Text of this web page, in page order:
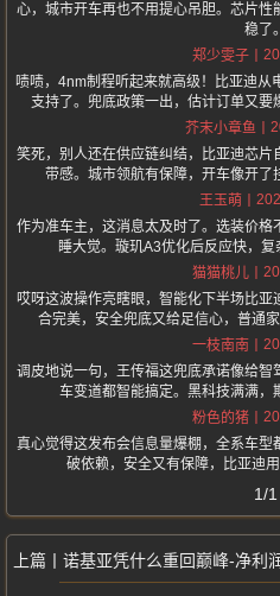
心，城市开车再也不用提心吊胆。芯片
稳了。
郑少雯子
啧啧，4nm制程听起来就高级！比亚迪从
支持了。兜底政策一出，估计订单又要
芥末小章鱼
笑死，别人还在供应链纠结，比亚迪芯
带感。城市领航有保障，开车像开了
王玉萌
作为准车主，这消息太及时了。选装价
睡大觉。璇玑A3优化后反应快，复
猫猫桃儿
哎呀这波操作亮瞎眼，智能化下半场比
合完美，安全兜底又给足信心，普通
一枝南南
调皮地说一句，王传福这兜底承诺像给
车变道都智能搞定。黑科技满满，
粉色的猪
真心觉得这发布会信息量爆棚，全系车型
破依赖，安全又有保障，比亚迪
1/1
诺基亚凭什么重回巅峰-净利润暴涨